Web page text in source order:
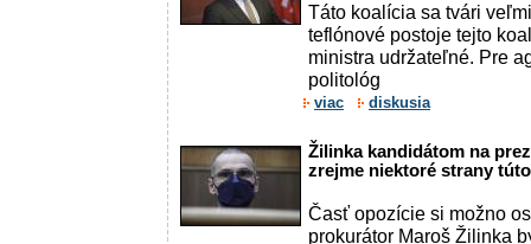
Táto koalícia sa tvári
teflónové postoje tejto
ministra udržateľné. Pre
politológ
viac diskusia
Žilinka kandidátom na
zrejme niektoré strany
Časť opozície si možno
prokurátor Maroš Žilinka